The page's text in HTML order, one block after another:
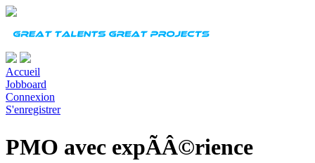
Accueil
Jobboard
Connexion
S'enregistrer
PMO avec expÃÂ©rience